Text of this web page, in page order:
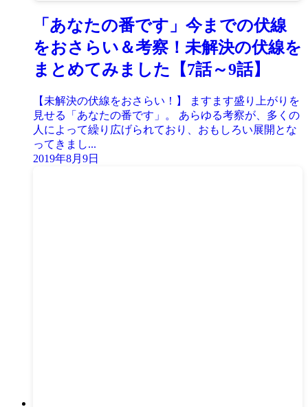
「あなたの番です」今までの伏線
をおさらい＆考察！未解決の伏線を
まとめてみました【7話～9話】
【未解決の伏線をおさらい！】 ますます盛り上がりを
見せる「あなたの番です」。 あらゆる考察が、多くの
人によって繰り広げられており、おもしろい展開とな
ってきまし...
2019年8月9日